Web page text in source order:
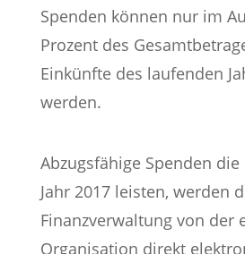
Spenden können nur im
Prozent des
Einkünfte des laufenden
werden.
Abzugsfähige Spenden die
Jahr 2017 leisten, werden
Finanzverwaltung von der
Organisation direkt